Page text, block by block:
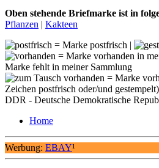
Oben stehende Briefmarke ist in
Pflanzen | Kakteen
= Marke postfrisch |
= Marke vorhanden in
Marke fehlt in meiner Sammlung
= Marke
Zeichen postfrisch oder/und gestempelt)
DDR - Deutsche Demokratische
Home
Werbung: EBAY¹